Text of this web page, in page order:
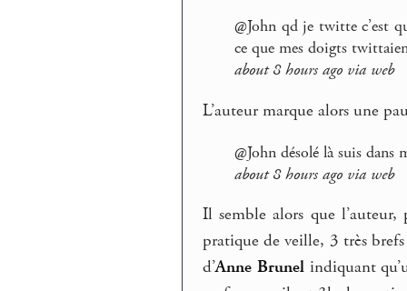
@John qd je twitte c’est
ce que mes doigts
about 8 hours ago via web
L’auteur marque alors une
@John désolé là suis dans
about 8 hours ago via web
Il semble alors que
pratique de veille, 3 très
d’Anne Brunelindiquant